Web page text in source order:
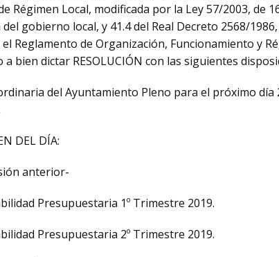
Régimen Local, modificada por la Ley 57/2003, de
gobierno local, y 41.4 del Real Decreto 2568/1986,
Reglamento de Organización, Funcionamiento y
bien dictar RESOLUCIÓN con las siguientes
del Ayuntamiento Pleno para el próximo día
DEL DÍA:
anterior-
Presupuestaria 1º Trimestre 2019.
Presupuestaria 2º Trimestre 2019.